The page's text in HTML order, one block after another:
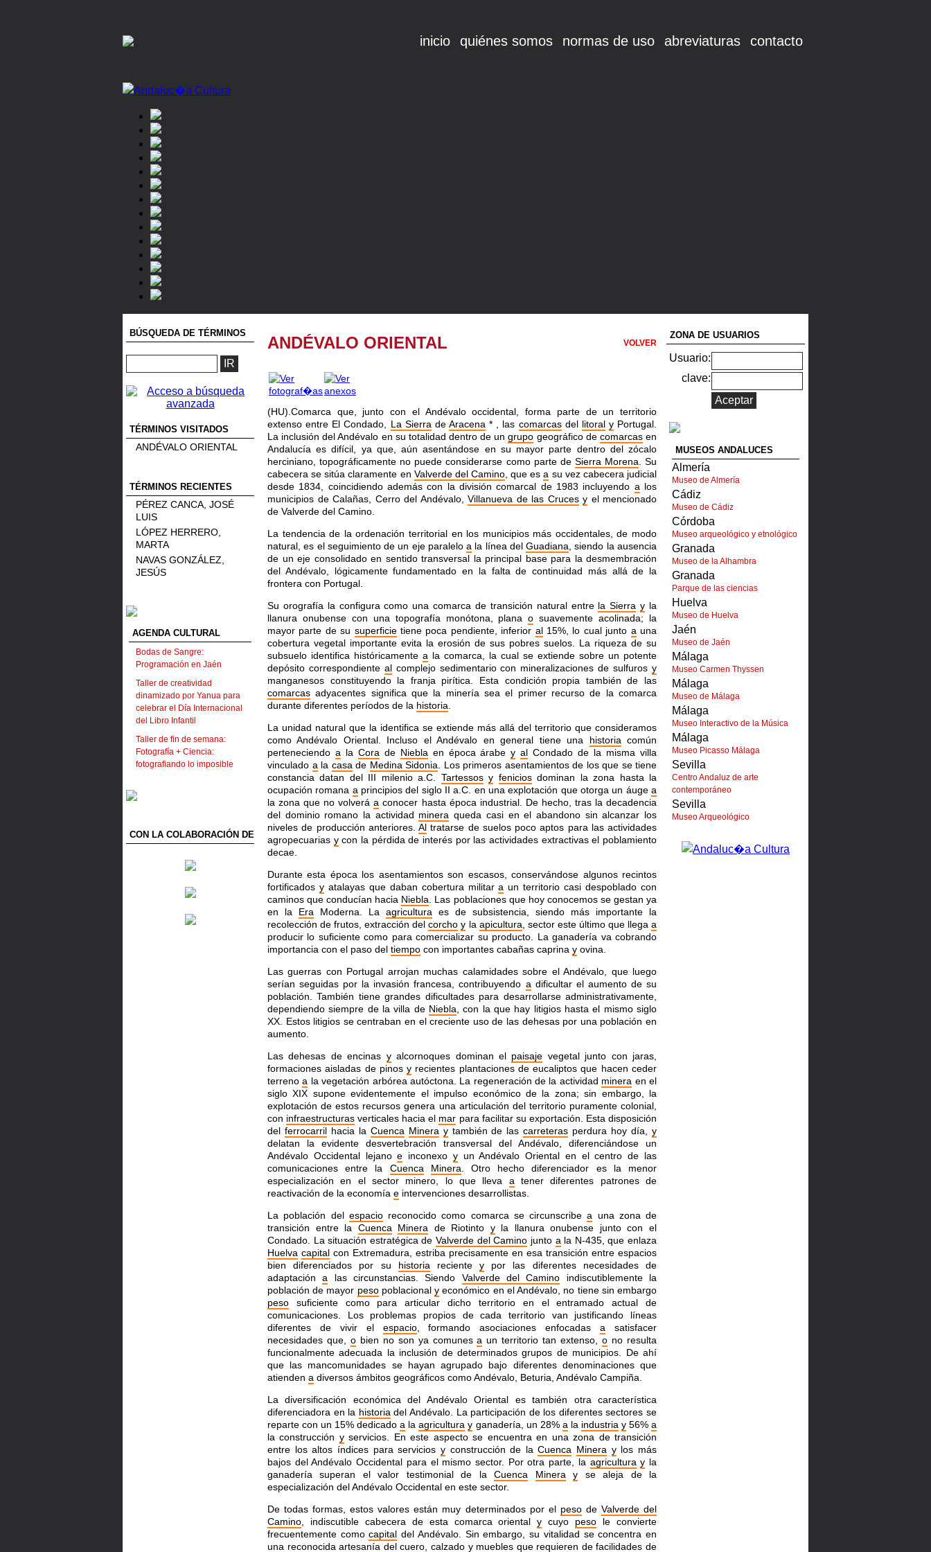
inicio quiénes somos normas de uso abreviaturas contacto
BÚSQUEDA DE TÉRMINOS
TÉRMINOS VISITADOS
ANDÉVALO ORIENTAL
TÉRMINOS RECIENTES
PÉREZ CANCA, JOSÉ
LUIS
LÓPEZ HERRERO,
MARTA
NAVAS GONZÁLEZ,
JESÚS
AGENDA CULTURAL
Bodas de Sangre:
Programación en Jaén
Taller de creatividad
dinamizado por Yanua para
celebrar el Día Internacional
del Libro Infantil
Taller de fin de semana:
Fotografía + Ciencia:
fotografiando lo imposible
CON LA COLABORACIÓN DE
ANDÉVALO ORIENTAL VOLVER
(HU).Comarca que, junto con el Andévalo occidental, forma parte de un territorio
extenso entre El Condado, La Sierra de Aracena * , las comarcasdel litoral yPortugal.
La inclusión del Andévalo en su totalidad dentro de ungrupo geográfico de comarcasen
Andalucía es difícil, ya que, aún asentándose en su mayor parte dentro del zócalo
herciniano, topográficamente no puede considerarse como parte de Sierra Morena . Su
cabecera se sitúa claramente en Valverde del Camino , que esa su vez cabecera judicial
desde 1834, coincidiendo además con la división comarcal de 1983 incluyendo a los
municipios de Calañas, Cerro del Andévalo, Villanueva de las Cruces y el mencionado
de Valverde del Camino.
La tendencia de la ordenación territorial en los municipios más occidentales, de modo
natural, es el seguimiento de un eje paraleloa la línea delGuadiana , siendo la ausencia
de un eje consolidado en sentido transversal la principal base para la desmembración
del Andévalo, lógicamente fundamentado en la falta de continuidad más allá de la
frontera con Portugal.
Su orografía la configura como una comarca de transición natural entre la Sierra y la
llanura onubense con una topografía monótona, planao suavemente acolinada; la
mayor parte de su superficietiene poca pendiente, inferior al15%, lo cual junto a una
cobertura vegetal importante evita la erosión de sus pobres suelos. La riqueza de su
subsuelo identifica históricamente a la comarca, la cual se extiende sobre un potente
depósito correspondiente alcomplejo sedimentario con mineralizaciones de sulfurosy
manganesos constituyendo la franja pirítica. Esta condición propia también de las
comarcas adyacentes significa que la minería sea el primer recurso de la comarca
durante diferentes períodos de la historia
La unidad natural que la identifica se extiende más allá del territorio que consideramos
como Andévalo Oriental. Incluso el Andévalo en general tiene una historia común
perteneciendo a la Cora de Niebla en época árabey al Condado de la misma villa
vinculado a la casa de Medina Sidonia . Los primeros asentamientos de los que se tiene
constancia datan del III milenio a.C. Tartessos y feniciosdominan la zona hasta la
ocupación romana a principios del siglo II a.C. en una explotación que otorga un áugea
la zona que no volveráa conocer hasta época industrial. De hecho, tras la decadencia
del dominio romano la actividad minera queda casi en el abandono sin alcanzar los
niveles de producción anteriores. Al tratarse de suelos poco aptos para las actividades
agropecuarias ycon la pérdida de interés por las actividades extractivas el poblamiento
decae.
Durante esta época los asentamientos son escasos, conservándose algunos recintos
fortificados yatalayas que daban cobertura militara un territorio casi despoblado con
caminos que conducían hacia Niebla . Las poblaciones que hoy conocemos se gestan ya
en la Era Moderna. La agricultura es de subsistencia, siendo más importante la
recolección de frutos, extracción delcorcho y la apicultura , sector este último que llegaa
producir lo suficiente como para comercializar su producto. La ganadería va cobrando
importancia con el paso del tiempo con importantes cabañas caprina y ovina.
Las guerras con Portugal arrojan muchas calamidades sobre el Andévalo, que luego
serían seguidas por la invasión francesa, contribuyendo a dificultar el aumento de su
población. También tiene grandes dificultades para desarrollarse administrativamente,
dependiendo siempre de la villa de Niebla , con la que hay litigios hasta el mismo siglo
XX. Estos litigios se centraban en el creciente uso de las dehesas por una población en
aumento.
Las dehesas de encinas yalcornoques dominan el paisaje vegetal junto con jaras,
formaciones aisladas de pinosy recientes plantaciones de eucaliptos que hacen ceder
terrenoa la vegetación arbórea autóctona. La regeneración de la actividad minera en el
siglo XIX supone evidentemente el impulso económico de la zona; sin embargo, la
explotación de estos recursos genera una articulación del territorio puramente colonial,
con infraestructuras verticales hacia el mar para facilitar su exportación. Esta disposición
del ferrocarrilhacia la Cuenca Minera ytambién de lascarreteras perdura hoy día,y
delatan la evidente desvertebración transversal del Andévalo, diferenciándose un
Andévalo Occidental lejanoe inconexo yun Andévalo Oriental en el centro de las
comunicaciones entre la Cuenca Minera . Otro hecho diferenciador es la menor
especialización en el sector minero, lo que lleva a tener diferentes patrones de
reactivación de la economía e intervenciones desarrollistas.
La población del espacioreconocido como comarca se circunscribea una zona de
transición entre la Cuenca Minera de Riotinto yla llanura onubense junto con el
Condado. La situación estratégica deValverde del Camino junto a la N-435, que enlaza
Huelva capital con Extremadura, estriba precisamente en esa transición entre espacios
bien diferenciados por su historia recientey por las diferentes necesidades de
adaptacióna las circunstancias. Siendo Valverde del Camino indiscutiblemente la
población de mayor pesopoblacionaly económico en el Andévalo, no tiene sin embargo
peso suficiente como para articular dicho territorio en el entramado actual de
comunicaciones. Los problemas propios de cada territorio van justificando líneas
diferentes de vivir el espacio, formando asociaciones enfocadasa satisfacer
necesidades que, obien no son ya comunesa un territorio tan extenso,o no resulta
funcionalmente adecuada la inclusión de determinados grupos de municipios. De ahí
que las mancomunidades se hayan agrupado bajo diferentes denominaciones que
atienden a diversos ámbitos geográficos como Andévalo, Beturia, Andévalo Campiña.
La diversificación económica del Andévalo Oriental es también otra característica
diferenciadora en la historia del Andévalo. La participación de los diferentes sectores se
reparte con un 15% dedicadoa laagricultura y ganadería, un 28% a la industria y56%a
la construcción yservicios. En este aspecto se encuentra en una zona de transición
entre los altos índices para servicios yconstrucción de laCuenca Minera ylos más
bajos del Andévalo Occidental para el mismo sector. Por otra parte, la agricultura y la
ganadería superan el valor testimonial de laCuenca Minera y se aleja de la
especialización del Andévalo Occidental en este sector.
De todas formas, estos valores están muy determinados por el pesode Valverde del
Camino , indiscutible cabecera de esta comarca orientaly cuyo peso le convierte
frecuentemente comocapital del Andévalo. Sin embargo, su vitalidad se concentra en
una reconocida artesanía del cuero, calzado ymuebles que requieren de facilidades de
ZONA DE USUARIOS
Usuario:
clave:
MUSEOS ANDALUCES
Almería
Museo de Almería
Cádiz
Museo de Cádiz
Córdoba
Museo arqueológico y etnológico
Granada
Museo de la Alhambra
Granada
Parque de las ciencias
Huelva
Museo de Huelva
Jaén
Museo de Jaén
Málaga
Museo Carmen Thyssen
Málaga
Museo de Málaga
Málaga
Museo Interactivo de la Música
Málaga
Museo Picasso Málaga
Sevilla
Centro Andaluz de arte
contemporáneo
Sevilla
Museo Arqueológico